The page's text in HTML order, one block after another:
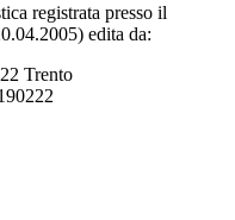
registrata presso il
edita da:
Trento